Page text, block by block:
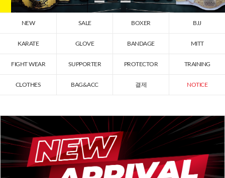
NEW SALE BOXER BJJ
KARATE GLOVE BANDAGE MITT
FIGHT WEAR SUPPORTER PROTECTOR TRAINING
CLOTHES BAG&ACC 결제 NOTICE